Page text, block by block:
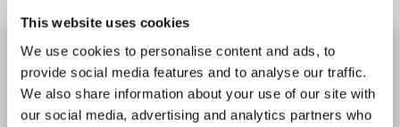
This website uses cookies
We use cookies to personalise content and ads, to
provide social media features and to analyse our traffic.
We also share information about your use of our site with
our social media, advertising and analytics partners who
GGH anticorps (AA 25-230)
GGH Reactivité: Humain WB Hôte: Lapin
Polyclonal
unconjugated